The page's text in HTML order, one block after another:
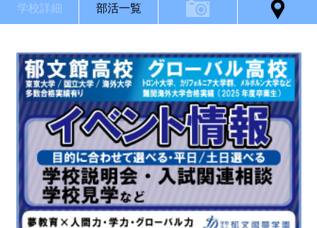
学校詳細 部活一覧